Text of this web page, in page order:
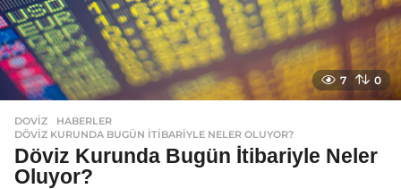
7 0
DOVIZ ,HABERLER
DÖVIZ KURUNDA BUGÜN İTIBARIYLE NELER OLUYOR?
Döviz Kurunda Bugün İtibariyle Neler
Oluyor?